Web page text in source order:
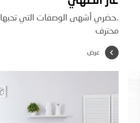
.حضري أشهى الوصفات التي
محترف
عرض